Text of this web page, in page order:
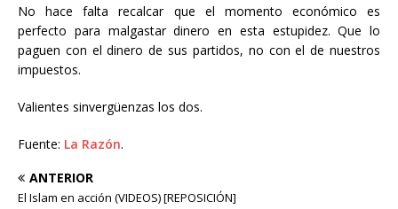
No hace falta recalcar que el momento económico es
perfecto para malgastar dinero en esta estupidez. Que lo
paguen con el dinero de sus partidos, no con el de nuestros
impuestos.
Valientes sinvergüenzas los dos.
Fuente: La Razón.
ANTERIOR
El Islam en acción (VIDEOS) [REPOSICIÓN]